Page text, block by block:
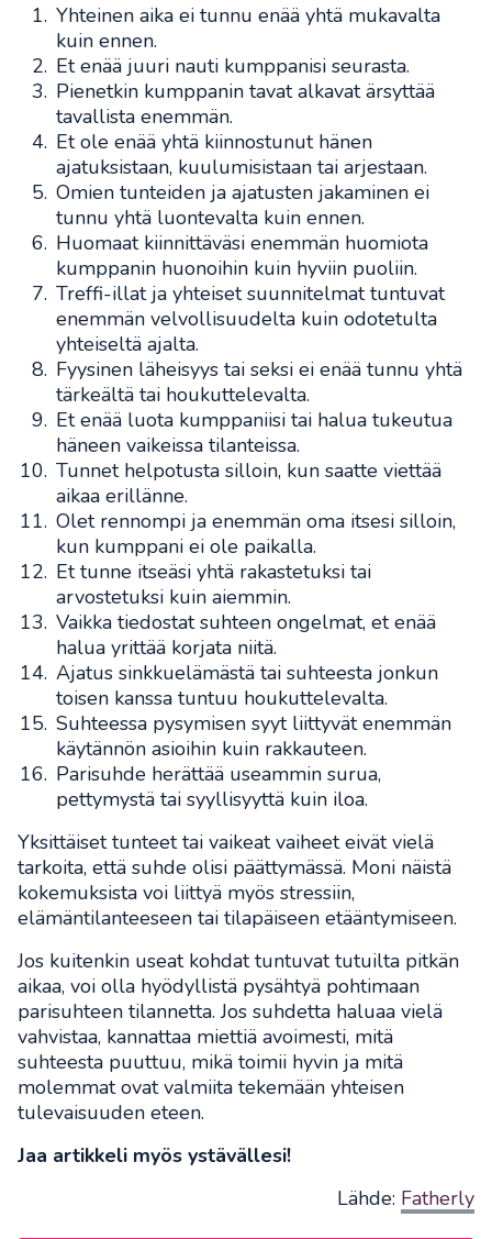
Yhteinen aika ei tunnu enää yhtä mukavalta
kuin ennen.
Et enää juuri nauti kumppanisi seurasta.
Pienetkin kumppanin tavat alkavat ärsyttää
tavallista enemmän.
Et ole enää yhtä kiinnostunut hänen
ajatuksistaan, kuulumisistaan tai arjestaan.
Omien tunteiden ja ajatusten jakaminen ei
tunnu yhtä luontevalta kuin ennen.
Huomaat kiinnittäväsi enemmän huomiota
kumppanin huonoihin kuin hyviin puoliin.
Treffi-illat ja yhteiset suunnitelmat tuntuvat
enemmän velvollisuudelta kuin odotetulta
yhteiseltä ajalta.
Fyysinen läheisyys tai seksi ei enää tunnu yhtä
tärkeältä tai houkuttelevalta.
Et enää luota kumppaniisi tai halua tukeutua
häneen vaikeissa tilanteissa.
Tunnet helpotusta silloin, kun saatte viettää
aikaa erillänne.
Olet rennompi ja enemmän oma itsesi silloin,
kun kumppani ei ole paikalla.
Et tunne itseäsi yhtä rakastetuksi tai
arvostetuksi kuin aiemmin.
Vaikka tiedostat suhteen ongelmat, et enää
halua yrittää korjata niitä.
Ajatus sinkkuelämästä tai suhteesta jonkun
toisen kanssa tuntuu houkuttelevalta.
Suhteessa pysymisen syyt liittyvät enemmän
käytännön asioihin kuin rakkauteen.
Parisuhde herättää useammin surua,
pettymystä tai syyllisyyttä kuin iloa.
Yksittäiset tunteet tai vaikeat vaiheet eivät vielä
tarkoita, että suhde olisi päättymässä. Moni näistä
kokemuksista voi liittyä myös stressiin,
elämäntilanteeseen tai tilapäiseen etääntymiseen.
Jos kuitenkin useat kohdat tuntuvat tutuilta pitkän
aikaa, voi olla hyödyllistä pysähtyä pohtimaan
parisuhteen tilannetta. Jos suhdetta haluaa vielä
vahvistaa, kannattaa miettiä avoimesti, mitä
suhteesta puuttuu, mikä toimii hyvin ja mitä
molemmat ovat valmiita tekemään yhteisen
tulevaisuuden eteen.
Jaa artikkeli myös ystävällesi!
Lähde: Fatherly